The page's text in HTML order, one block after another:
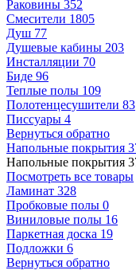
Раковины 352
Смесители 1805
Душ 77
Душевые кабины 203
Инсталляции 70
Биде 96
Теплые полы 109
Полотенцесушители 83
Писсуары 4
Вернуться обратно
Напольные покрытия
Напольные покрытия
Посмотреть все товары
Ламинат 328
Пробковые полы 0
Виниловые полы 16
Паркетная доска 19
Подложки 6
Вернуться обратно